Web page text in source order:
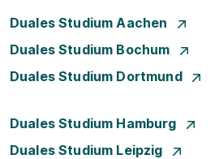
Duales Studium Aachen
Duales Studium Bochum
Duales Studium Dortmund
Duales Studium Hamburg
Duales Studium Leipzig